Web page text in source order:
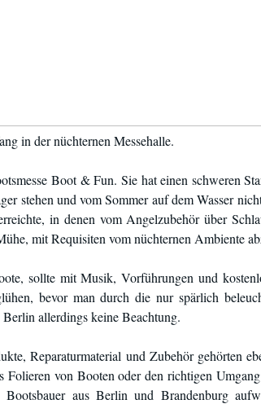
in der nüchternen Messehalle.
Boot & Fun. Sie hat einen schweren
stehen und vom Sommer auf dem Wasser
in denen vom Angelzubehör über
mit Requisiten vom nüchternen Ambiente
sollte mit Musik, Vorführungen und
bevor man durch die nur spärlich
allerdings keine Beachtung.
Reparaturmaterial und Zubehör gehörten
Folieren von Booten oder den richtigen
aus Berlin und Brandenburg